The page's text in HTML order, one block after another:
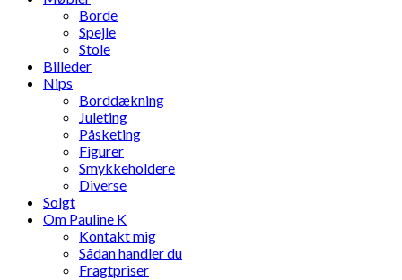
Borde
Spejle
Stole
Billeder
Nips
Borddækning
Juleting
Påsketing
Figurer
Smykkeholdere
Diverse
Solgt
Om Pauline K
Kontakt mig
Sådan handler du
Fragtpriser